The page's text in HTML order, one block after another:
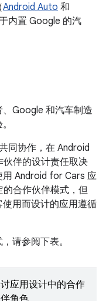
Android Auto 和
内置 Google 的汽
Google 和汽车制造
同协作，在 Android
伴的设计责任取决
Android for Cars 应
合作伙伴模式，但
用而设计的应用遵循
请参阅下表。
应用设计中的合作
角色